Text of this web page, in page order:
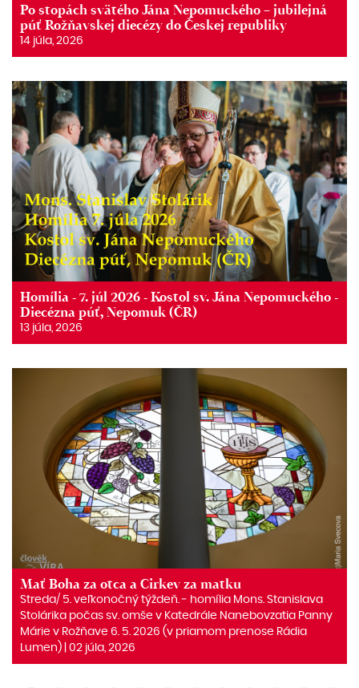
Po stopách svätého Jána Nepomuckého – jubilejná
púť Rožňavskej diecézy do Českej republiky
14 júla, 2026
Homília - 7. júl 2026 - Kostol sv. Jána Nepomuckého -
Diecézna púť, Nepomuk (ČR)
13 júla, 2026
Mať Boha za otca a Cirkev za matku
Streda/ 5. veľkonočný týždeň. ‒ homília Mons. Stanislava
Stolárika počas sv. omše v Katedrále Nanebovzatia Panny
Márie v Rožňave 6. 5. 2026 (v priamom prenose Rádia
Lumen) | 02 júla, 2026